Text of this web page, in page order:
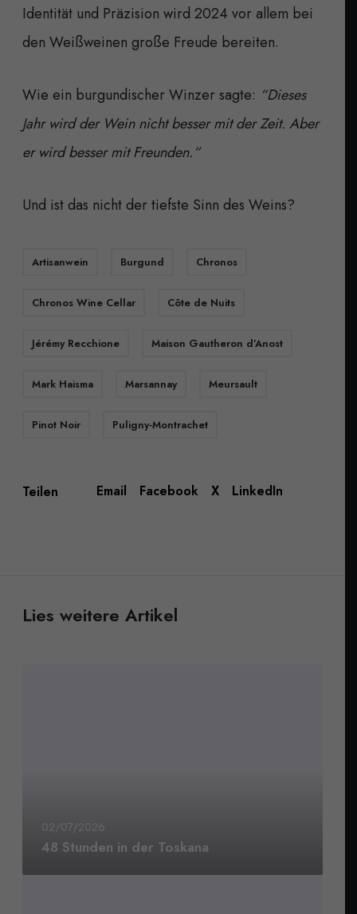
Identität und Präzision wird 2024 vor allem bei
den Weißweinen große Freude bereiten.
Wie ein burgundischer Winzer sagte: “Dieses
Jahr wird der Wein nicht besser mit der Zeit. Aber
er wird besser mit Freunden.“
Und ist das nicht der tiefste Sinn des Weins?
Artisanwein Burgund Chronos
Chronos Wine Cellar Côte de Nuits
Jérémy Recchione Maison Gautheron d’Anost
Mark Haisma Marsannay Meursault
Pinot Noir Puligny-Montrachet
Teilen Email Facebook X LinkedIn
Lies weitere Artikel
02/07/2026
48 Stunden in der Toskana